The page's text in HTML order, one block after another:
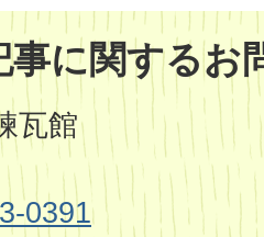
事に関するお
瓦館
0391